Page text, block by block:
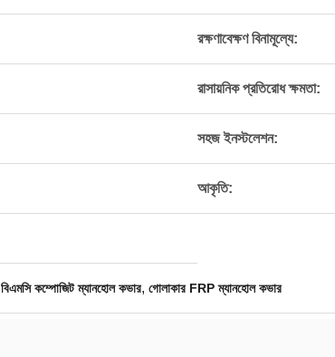
রক্ষণাবেক্ষণ বিনামূল্যে:
রাসায়নিক প্রতিরোধ ক্ষমতা:
সহজ ইনস্টলেশন:
আকৃতি:
বিএমসি কম্পোজিট ম্যানহোল কভার, গোলাকার FRP ম্যানহোল কভার